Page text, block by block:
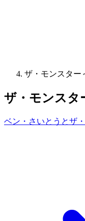
ザ・モンスター
ザ・モンスタ
ベン・さいとうとザ